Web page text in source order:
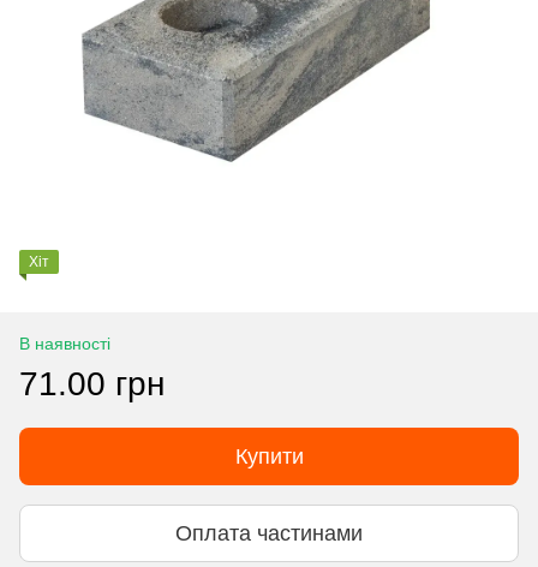
Хіт
В наявності
71.00 грн
Купити
Оплата частинами